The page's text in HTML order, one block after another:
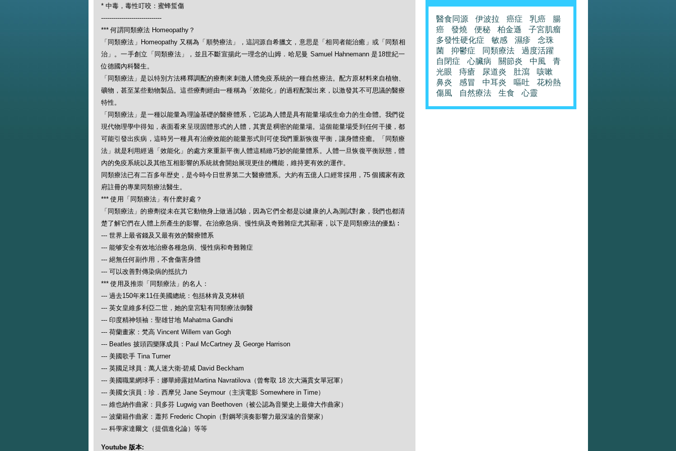
* 中毒，毒性叮咬：蜜蜂蜇傷
------------------------------
*** 何謂同類療法 Homeopathy？
「同類療法」Homeopathy 又稱為「順勢療法」，這詞源自希臘文，意思是「相同者能治癒」或「同類相
治」。一手創立「同類療法」，並且不斷宣揚此一理念的山姆．哈尼曼 Samuel Hahnemann 是18世紀一
位德國內科醫生。
「同類療法」是以特別方法稀釋調配的療劑來刺激人體免疫系統的一種自然療法。配方原材料來自植物、
礦物，甚至某些動物製品。這些療劑經由一種稱為「效能化」的過程配製出來，以激發其不可思議的醫療
特性。
「同類療法」是一種以能量為理論基礎的醫療體系，它認為人體是具有能量場或生命力的生命體。我們從
現代物理學中得知，表面看來呈現固體形式的人體，其實是稠密的能量場。這個能量場受到任何干擾，都
可能引發出疾病，這時另一種具有治療效能的能量形式則可使我們重新恢復平衡，讓身體痊癒。「同類療
法」就是利用經過「效能化」的處方來重新平衡人體這精緻巧妙的能量體系。人體一旦恢復平衡狀態，體
內的免疫系統以及其他互相影響的系統就會開始展現更佳的機能，維持更有效的運作。
同類療法已有二百多年歴史，是今時今日世界第二大醫療體系。大約有五億人口經常採用，75 個國家有政
府註冊的專業同類療法醫生。
*** 使用「同類療法」有什麽好處？
「同類療法」的療劑從未在其它動物身上做過試驗，因為它們全都是以健康的人為測試對象，我們也都清
楚了解它們在人體上所產生的影響。在治療急病、慢性病及奇難雜症尤其顯著，以下是同類療法的優點︰
--- 世界上最省錢及又最有效的醫療體系
--- 能够安全有效地治療各種急病、慢性病和奇難雜症
--- 絕無任何副作用，不會傷害身體
--- 可以改善對傳染病的抵抗力
*** 使用及推崇「同類療法」的名人：
--- 過去150年來11任美國總統：包括林肯及克林頓
--- 英女皇維多利亞二世，她的皇宮駐有同類療法御醫
--- 印度精神領袖：聖雄甘地 Mahatma Gandhi
--- 荷蘭畫家：梵高 Vincent Willem van Gogh
--- Beatles 披頭四樂隊成員：Paul McCartney 及 George Harrison
--- 美國歌手 Tina Turner
--- 英國足球員：萬人迷大衛‧碧咸 David Beckham
--- 美國職業網球手：娜華締露娃Martina Navratilova（曾奪取 18 次大滿貫女單冠軍）
--- 美國女演員：珍．西摩兒 Jane Seymour（主演電影 Somewhere in Time）
--- 維也納作曲家：貝多芬 Lugwig van Beethoven（被公認為音樂史上最偉大作曲家）
--- 波蘭籍作曲家：蕭邦 Frederic Chopin（對鋼琴演奏影響力最深遠的音樂家）
--- 科學家達爾文（提倡進化論）等等
Youtube 版本:
醫食同源 伊波拉 癌症 乳癌
腸
癌
發燒 便秘 柏金遜
子宮肌瘤
多發性硬化症
敏感 濕疹
念珠
菌
抑鬱症 同類療法
過度活躍
自閉症
心臟病 關節炎 中風
青
光眼
痔瘡 尿道炎 肚瀉
咳嗽
鼻炎
感冒 中耳炎 嘔吐
花粉熱
傷風
自然療法 生食 心靈